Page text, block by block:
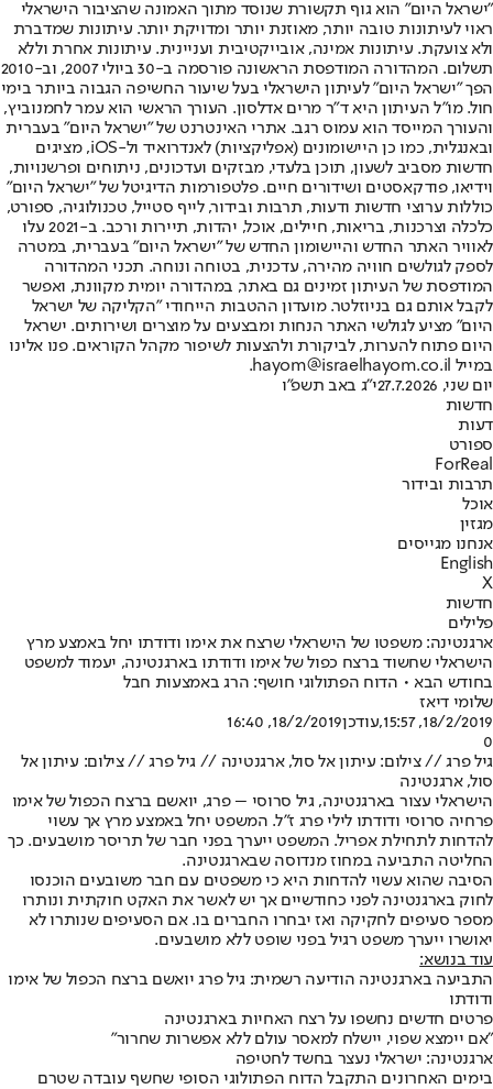
"ישראל היום" הוא גוף תקשורת שנוסד מתוך האמונה שהציבור הישראלי
ראוי לעיתונות טובה יותר, מאוזנת יותר ומדויקת יותר. עיתונות שמדברת
ולא צועקת. עיתונות אמינה, אובייקטיבית ועניינית. עיתונות אחרת וללא
תשלום. המהדורה המודפסת הראשונה פורסמה ב-30 ביולי 2007, וב-2010
הפך "ישראל היום" לעיתון הישראלי בעל שיעור החשיפה הגבוה ביותר בימי
חול. מו"ל העיתון היא ד"ר מרים אדלסון. העורך הראשי הוא עמר לחמנוביץ,
והעורך המייסד הוא עמוס רגב. אתרי האינטרנט של "ישראל היום" בעברית
ובאנגלית, כמו כן היישומונים (אפליקציות) לאנדרואיד ול-iOS, מציגים
חדשות מסביב לשעון, תוכן בלעדי, מבזקים ועדכונים, ניתוחים ופרשנויות,
וידיאו, פודקאסטים ושידורים חיים. פלטפורמות הדיגיטל של "ישראל היום"
כוללות ערוצי חדשות ודעות, תרבות ובידור, לייף סטייל, טכנולוגיה, ספורט,
כלכלה וצרכנות, בריאות, חיילים, אוכל, יהדות, תיירות ורכב. ב-2021 עלו
לאוויר האתר החדש והיישומון החדש של "ישראל היום" בעברית, במטרה
לספק לגולשים חוויה מהירה, עדכנית, בטוחה ונוחה. תכני המהדורה
המודפסת של העיתון זמינים גם באתר, במהדורה יומית מקוונת, ואפשר
לקבל אותם גם בניוזלטר. מועדון ההטבות הייחודי "הקליקה של ישראל
היום" מציע לגולשי האתר הנחות ומבצעים על מוצרים ושירותים. ישראל
היום פתוח להערות, לביקורת ולהצעות לשיפור מקהל הקוראים. פנו אלינו
במייל hayom@israelhayom.co.il.
יום שני, 27.7.2026
י"ג באב תשפ"ו
חדשות
דעות
ספורט
ForReal
תרבות ובידור
אוכל
מגזין
אנחנו מגייסים
English
X
חדשות
פלילים
ארגנטינה: משפטו של הישראלי שרצח את אימו ודודתו יחל באמצע מרץ
הישראלי שחשוד ברצח כפול של אימו ודודתו בארגנטינה, יעמוד למשפט
בחודש הבא • הדוח הפתולוגי חושף: הרג באמצעות חבל
שלומי דיאז
18/2/2019, 15:57
,עודכן18/2/2019, 16:40
0
גיל פרג // צילום: עיתון אל סול, ארגנטינה // גיל פרג // צילום: עיתון אל
סול, ארגנטינה
הישראלי עצור בארגנטינה, גיל סרוסי – פרג, יואשם ברצח הכפול של אימו
פרחיה סרוסי ודודתו לילי פרג ז"ל. המשפט יחל באמצע מרץ אך עשוי
להדחות לתחילת אפריל. המשפט ייערך בפני חבר של תריסר מושבעים. כך
החליטה התביעה במחוז מנדוסה שבארגנטינה.
הסיבה שהוא עשוי להדחות היא כי משפטים עם חבר משובעים הוכנסו
לחוק בארגנטינה לפני כחודשיים אך יש לאשר את האקט חוקתית ונותרו
מספר סעיפים לחקיקה ואז יבחרו החברים בו. אם הסעיפים שנותרו לא
יאושרו ייערך משפט רגיל בפני שופט ללא מושבעים.
עוד בנושא:
התביעה בארגנטינה הודיעה רשמית: גיל פרג יואשם ברצח הכפול של אימו
ודודתו
פרטים חדשים נחשפו על רצח האחיות בארגנטינה
"אם יימצא שפוי, יישלח למאסר עולם ללא אפשרות שחרור"
ארגנטינה: ישראלי נעצר בחשד לחטיפה
בימים האחרונים התקבל הדוח הפתולוגי הסופי שחשף עובדה שטרם